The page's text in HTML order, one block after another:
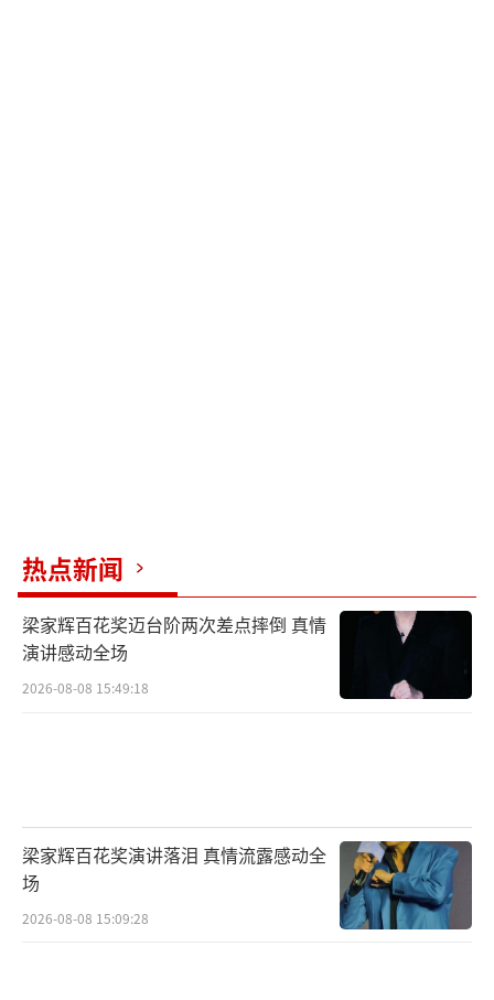
重点城市，吸引了十万学生参与路演活动。历
时3个月的时间，大赛完成招募、亮相、晋级等
环节，最终通过这场10强选手总决赛，寻找
到“李子园甜美女生”助力出道。
能力等方面进行综合评判，最终选拔选手晋
级。在此期间，全国的学生们用热情洋溢的掌
声和欢呼声在现场为参赛选手们加油助威，网
热点新闻
梁家辉百花奖迈台阶两次差点摔倒 真情
演讲感动全场
2026-08-08 15:49:18
梁家辉百花奖演讲落泪 真情流露感动全
场
2026-08-08 15:09:28